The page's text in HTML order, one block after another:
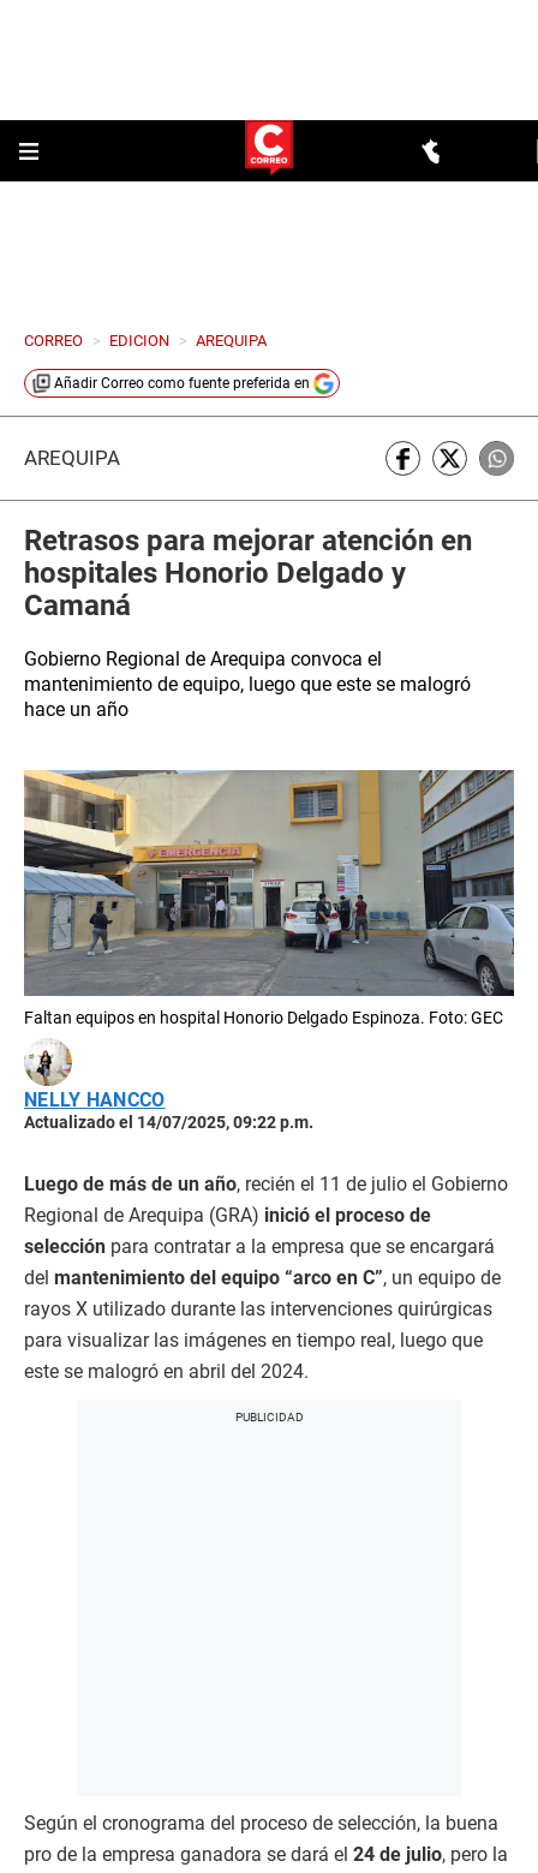
CORREO > EDICION > AREQUIPA
Añadir Correo como fuente preferida en
AREQUIPA
Retrasos para mejorar atención en
hospitales Honorio Delgado y
Camaná
Gobierno Regional de Arequipa convoca el
mantenimiento de equipo, luego que este se malogró
hace un año
Faltan equipos en hospital Honorio Delgado Espinoza. Foto: GEC
NELLY HANCCO
Actualizado el 14/07/2025, 09:22 p.m.
Luego de más de un año, recién el 11 de julio el Gobierno
Regional de Arequipa (GRA) inició el proceso de
selección para contratar a la empresa que se encargará
del mantenimiento del equipo “arco en C”, un equipo de
rayos X utilizado durante las intervenciones quirúrgicas
para visualizar las imágenes en tiempo real, luego que
este se malogró en abril del 2024.
Según el cronograma del proceso de selección, la buena
pro de la empresa ganadora se dará el 24 de julio, pero la